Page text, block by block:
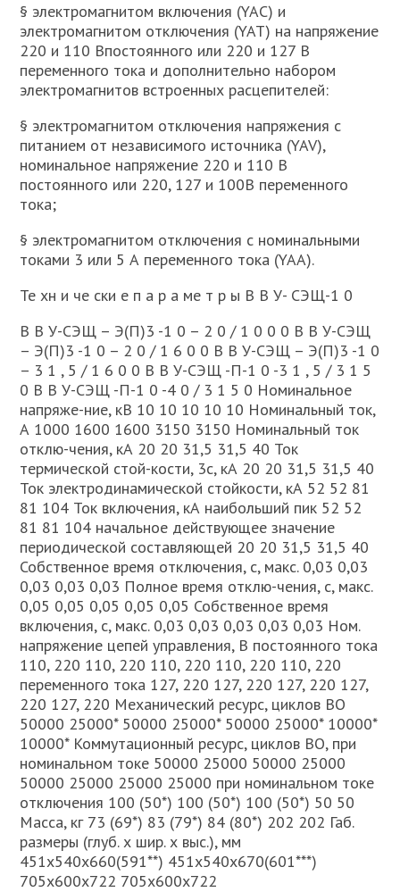
§ электромагнитом включения (YAC) и
электромагнитом отключения (YAT) на напряжение
220 и 110 Впостоянного или 220 и 127 В
переменного тока и дополнительно набором
электромагнитов встроенных расцепителей:
§ электромагнитом отключения напряжения с
питанием от независимого источника (YAV),
номинальное напряжение 220 и 110 В
постоянного или 220, 127 и 100В переменного
тока;
§ электромагнитом отключения с номинальными
токами 3 или 5 А переменного тока (YAA).
Те хн и че ски е п а р а ме т р ы В В У- СЭЩ-1 0
В В У-СЭЩ – Э(П)3 -1 0 – 2 0 / 1 0 0 0 В В У-СЭЩ
– Э(П)3 -1 0 – 2 0 / 1 6 0 0 В В У-СЭЩ – Э(П)3 -1 0
– 3 1 , 5 / 1 6 0 0 В В У-СЭЩ -П-1 0 -3 1 , 5 / 3 1 5
0 В В У-СЭЩ -П-1 0 -4 0 / 3 1 5 0 Номинальное
напряже-ние, кВ 10 10 10 10 10 Номинальный ток,
А 1000 1600 1600 3150 3150 Номинальный ток
отклю-чения, кА 20 20 31,5 31,5 40 Ток
термической стой-кости, 3с, кА 20 20 31,5 31,5 40
Ток электродинамической стойкости, кА 52 52 81
81 104 Ток включения, кА наибольший пик 52 52
81 81 104 начальное действующее значение
периодической составляющей 20 20 31,5 31,5 40
Собственное время отключения, с, макс. 0,03 0,03
0,03 0,03 0,03 Полное время отклю-чения, с, макс.
0,05 0,05 0,05 0,05 0,05 Собственное время
включения, с, макс. 0,03 0,03 0,03 0,03 0,03 Ном.
напряжение цепей управления, В постоянного тока
110, 220 110, 220 110, 220 110, 220 110, 220
переменного тока 127, 220 127, 220 127, 220 127,
220 127, 220 Механический ресурс, циклов ВО
50000 25000* 50000 25000* 50000 25000* 10000*
10000* Коммутационный ресурс, циклов ВО, при
номинальном токе 50000 25000 50000 25000
50000 25000 25000 25000 при номинальном токе
отключения 100 (50*) 100 (50*) 100 (50*) 50 50
Масса, кг 73 (69*) 83 (79*) 84 (80*) 202 202 Габ.
размеры (глуб. х шир. х выс.), мм
451x540x660(591**) 451x540x670(601***)
705x600x722 705x600x722